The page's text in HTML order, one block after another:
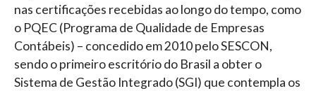
nas certificações recebidas ao longo do tempo, como
o PQEC (Programa de Qualidade de Empresas
Contábeis) – concedido em 2010 pelo SESCON,
sendo o primeiro escritório do Brasil a obter o
Sistema de Gestão Integrado (SGI) que contempla os